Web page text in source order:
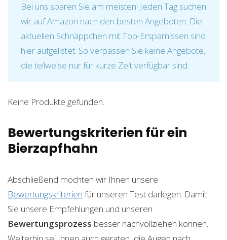
Bei uns sparen Sie am meisten! Jeden Tag suchen
wir auf Amazon nach den besten Angeboten. Die
aktuellen Schnäppchen mit Top-Ersparnissen sind
hier aufgelistet. So verpassen Sie keine Angebote,
die teilweise nur für kurze Zeit verfügbar sind.
Keine Produkte gefunden.
Bewertungskriterien für ein
Bierzapfhahn
Abschließend möchten wir Ihnen unsere
Bewertungskriterien für unseren Test darlegen. Damit
Sie unsere Empfehlungen und unseren
Bewertungsprozess besser nachvollziehen können.